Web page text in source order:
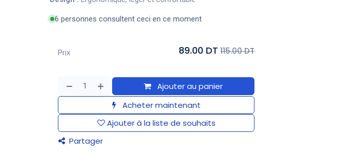
6 personnes consultent ceci en ce moment
Ajouter au panier
Acheter maintenant
Ajouter à la liste de souhaits
Partager
Prix 89.00 DT 115.00 DT